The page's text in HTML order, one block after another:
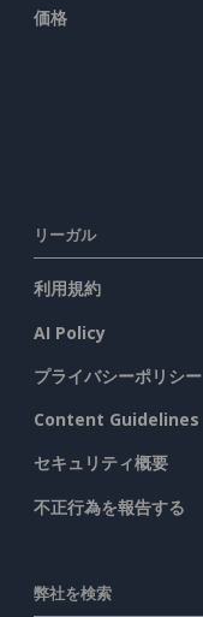
価格
リーガル
利用規約
AI Policy
プライバシーポリシー
Content Guidelines
セキュリティ概要
不正行為を報告する
弊社を検索